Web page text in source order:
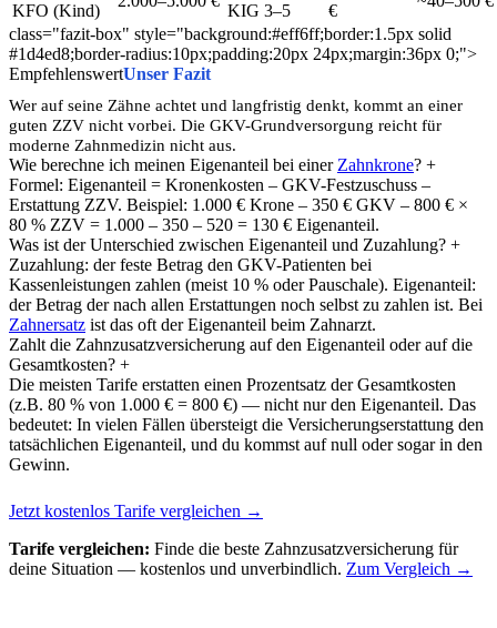
KFO (Kind) KIG 3–5 €
class="fazit-box" style="background:#eff6ff;border:1.5px solid
#1d4ed8;border-radius:10px;padding:20px 24px;margin:36px 0;">
EmpfehlenswertUnser Fazit
Wer auf seine Zähne achtet und langfristig denkt, kommt an einer
guten ZZV nicht vorbei. Die GKV-Grundversorgung reicht für
moderne Zahnmedizin nicht aus.
Wie berechne ich meinen Eigenanteil bei einer Zahnkrone? +
Formel: Eigenanteil = Kronenkosten – GKV-Festzuschuss –
Erstattung ZZV. Beispiel: 1.000 € Krone – 350 € GKV – 800 € ×
80 % ZZV = 1.000 – 350 – 520 = 130 € Eigenanteil.
Was ist der Unterschied zwischen Eigenanteil und Zuzahlung? +
Zuzahlung: der feste Betrag den GKV-Patienten bei
Kassenleistungen zahlen (meist 10 % oder Pauschale). Eigenanteil:
der Betrag der nach allen Erstattungen noch selbst zu zahlen ist. Bei
Zahnersatz ist das oft der Eigenanteil beim Zahnarzt.
Zahlt die Zahnzusatzversicherung auf den Eigenanteil oder auf die
Gesamtkosten? +
Die meisten Tarife erstatten einen Prozentsatz der Gesamtkosten
(z.B. 80 % von 1.000 € = 800 €) — nicht nur den Eigenanteil. Das
bedeutet: In vielen Fällen übersteigt die Versicherungserstattung den
tatsächlichen Eigenanteil, und du kommst auf null oder sogar in den
Gewinn.
Jetzt kostenlos Tarife vergleichen →
Tarife vergleichen: Finde die beste Zahnzusatzversicherung für
deine Situation — kostenlos und unverbindlich. Zum Vergleich →